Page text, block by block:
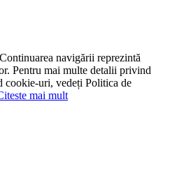
navigării reprezintă
Pentru mai multe detalii privind
cookie-uri, vedeți Politica de
mai mult